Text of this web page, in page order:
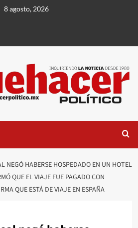
8 agosto, 2026
NEGÓ HABERSE HOSPEDADO EN UN HOTEL
QUE EL VIAJE FUE PAGADO CON
QUE ESTÁ DE VIAJE EN ESPAÑA